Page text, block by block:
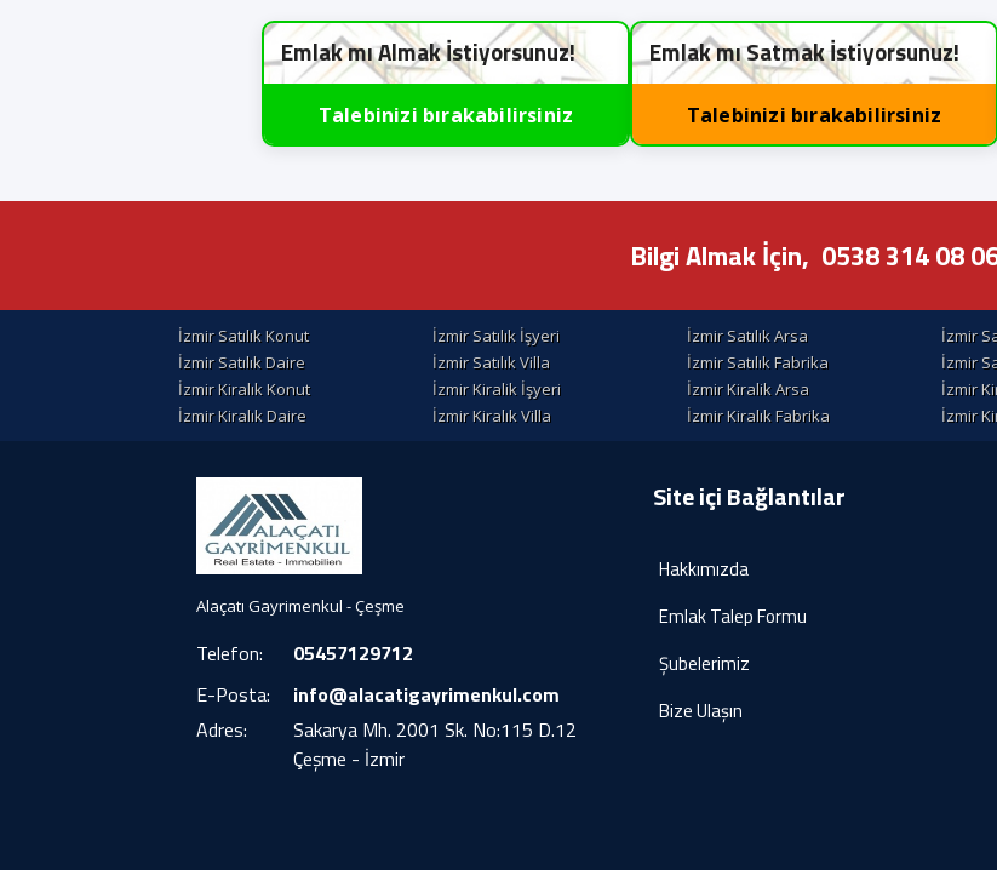
Emlak mı Almak İstiyorsunuz!
Talebinizi bırakabilirsiniz
Emlak mı Satmak İstiyorsunuz!
Talebinizi bırakabilirsiniz
Bilgi Almak İçin, 0538 314 08
İzmir Satılık Konut İzmir Satılık İşyeri İzmir Satılık Arsa İzmir
İzmir Satılık Daire
İzmir Satılık Villa İzmir Satılık Fabrika İzmir
İzmir Kiralık Konut
İzmir Kiralik İşyeri İzmir Kiralik Arsa İzmir
İzmir Kiralık Daire
İzmir Kiralık Villa İzmir Kiralık Fabrika İzmir
Alaçatı Gayrimenkul - Çeşme
Telefon:
05457129712
E-Posta:
info@alacatigayrimenkul.com
Adres:
Sakarya Mh. 2001 Sk. No:115 D.12
Çeşme - İzmir
Site içi Bağlantılar
Hakkımızda
Emlak Talep Formu
Şubelerimiz
Bize Ulaşın